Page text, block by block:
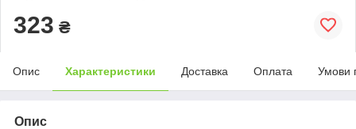
323 ₴
Опис Характеристики Доставка Оплата Умови
Опис